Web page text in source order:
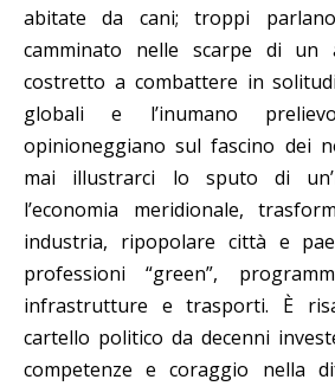
abitate da cani; troppi
camminato nelle scarpe di un
costretto a combattere in
globali e l’inumano
opinioneggiano sul fascino dei
mai illustrarci lo sputo di
l’economia meridionale,
industria, ripopolare città e
professioni “green”,
infrastrutture e trasporti. È
cartello politico da decenni
competenze e coraggio nella